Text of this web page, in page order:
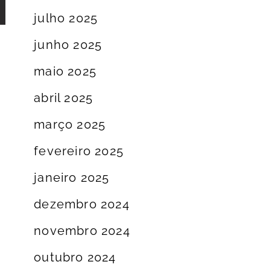
julho 2025
junho 2025
maio 2025
abril 2025
março 2025
fevereiro 2025
janeiro 2025
dezembro 2024
novembro 2024
outubro 2024